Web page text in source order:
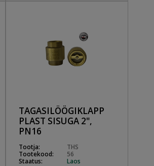
TAGASILÖÖGIKLAPP
PLAST SISUGA 2",
PN16
Tootja:
THS
Tootekood:
56
Staatus:
Laos